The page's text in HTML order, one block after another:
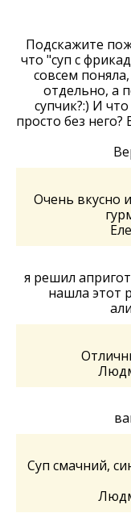
Подскажите
что "суп с
совсем
отдельно, а
супчик?:) И
просто без него?
Очень вкусно
я решил
нашла этот
Суп смачний,